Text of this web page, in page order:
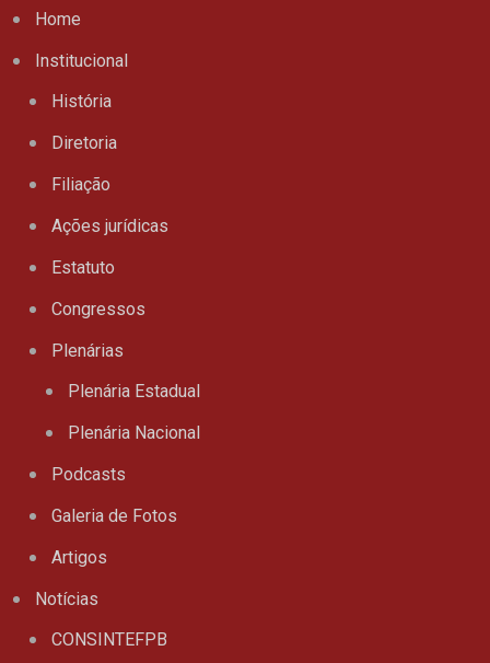
Home
Institucional
História
Diretoria
Filiação
Ações jurídicas
Estatuto
Congressos
Plenárias
Plenária Estadual
Plenária Nacional
Podcasts
Galeria de Fotos
Artigos
Notícias
CONSINTEFPB